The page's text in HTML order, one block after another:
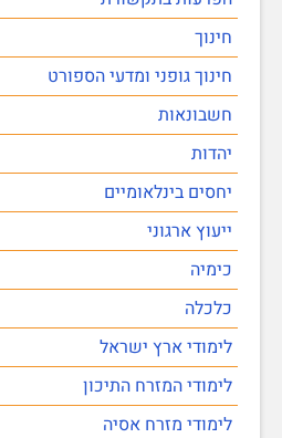
חינוך
חינוך גופני ומדעי הספורט
חשבונאות
יהדות
יחסים בינלאומיים
ייעוץ ארגוני
כימיה
כלכלה
לימודי ארץ ישראל
לימודי המזרח התיכון
לימודי מזרח אסיה